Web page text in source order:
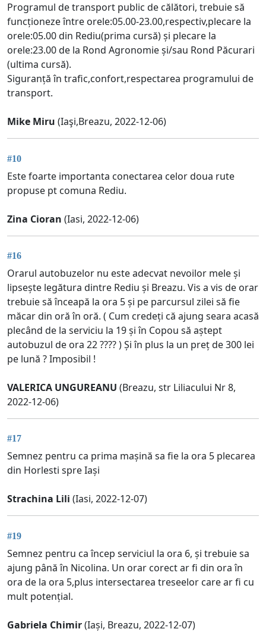
Programul de transport public de călători, trebuie să
funcționeze între orele:05.00-23.00,respectiv,plecare la
orele:05.00 din Rediu(prima cursă) și plecare la
orele:23.00 de la Rond Agronomie și/sau Rond Păcurari
(ultima cursă).
Siguranță în trafic,confort,respectarea programului de
transport.
Mike Miru (Iaşi,Breazu, 2022-12-06)
#10
Este foarte importanta conectarea celor doua rute
propuse pt comuna Rediu.
Zina Cioran (Iasi, 2022-12-06)
#16
Orarul autobuzelor nu este adecvat nevoilor mele și
lipsește legătura dintre Rediu și Breazu. Vis a vis de orar
trebuie să înceapă la ora 5 și pe parcursul zilei să fie
măcar din oră în oră. ( Cum credeți că ajung seara acasă
plecând de la serviciu la 19 și în Copou să aștept
autobuzul de ora 22 ???? ) Și în plus la un preț de 300 lei
pe lună ? Imposibil !
VALERICA UNGUREANU (Breazu, str Liliacului Nr 8,
2022-12-06)
#17
Semnez pentru ca prima mașină sa fie la ora 5 plecarea
din Horlesti spre Iași
Strachina Lili (Iasi, 2022-12-07)
#19
Semnez pentru ca încep serviciul la ora 6, și trebuie sa
ajung până în Nicolina. Un orar corect ar fi din ora în
ora de la ora 5,plus intersectarea treseelor care ar fi cu
mult potențial.
Gabriela Chimir(Iași, Breazu, 2022-12-07)